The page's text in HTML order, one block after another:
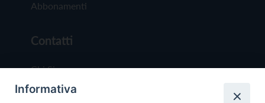
Abbonamenti
Contatti
Chi Siamo
Redazione
Informativa